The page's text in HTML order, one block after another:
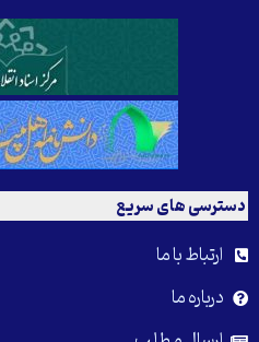
دسترسی های سریع
ارتباط با ما
درباره ما